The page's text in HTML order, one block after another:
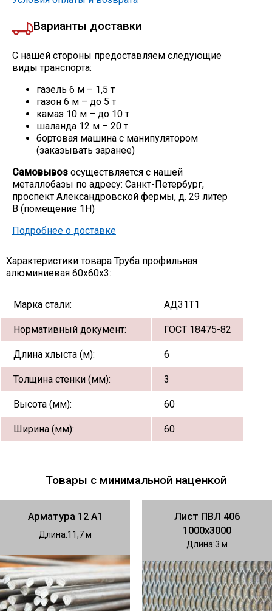
Варианты доставки
С нашей стороны предоставляем следующие
виды транспорта:
газель 6 м – 1,5 т
газон 6 м – до 5 т
камаз 10 м – до 10 т
шаланда 12 м – 20 т
бортовая машина с манипулятором
(заказывать заранее)
Самовывоз осуществляется с нашей
металлобазы по адресу: Санкт-Петербург,
проспект Александровской фермы, д. 29 литер
В (помещение 1Н)
Подробнее о доставке
Характеристики товара Труба профильная
алюминиевая 60х60х3:
Марка стали: АД31Т1
Нормативный документ: ГОСТ 18475-82
Длина хлыста (м): 6
Толщина стенки (мм): 3
Высота (мм): 60
Ширина (мм): 60
Товары с минимальной наценкой
Арматура 12 А1
Длина 11,7
Лист ПВЛ 406
1000х3000
Длина 3